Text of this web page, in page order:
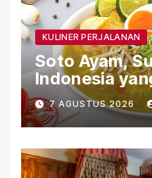
KULINER PERJALANAN
Soto Ayam,
Indonesia
7 AGUSTUS 2026